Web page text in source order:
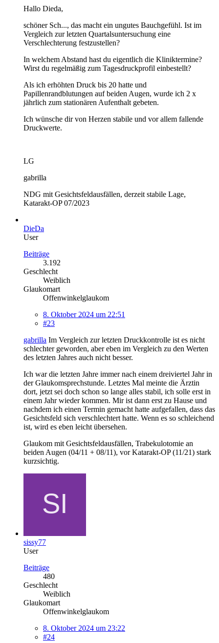
Hallo Dieda,
schöner Sch..., das macht ein ungutes Bauchgefühl. Ist im
Vergleich zur letzten Quartalsuntersuchung eine
Verschlechterung festzustellen?
In welchem Abstand hast du eigentlich die Kliniktermine?
Wirst du regelmäßig zum Tagesdruckprofil einbestellt?
Als ich erhöhten Druck bis 20 hatte und
Papillenrandblutungen auf beiden Augen, wurde ich 2 x
jährlich zum stationären Aufenthalt gebeten.
Ich wünsche dir von Herzen stabile und vor allem fallende
Druckwerte.
LG
gabrilla
NDG mit Gesichtsfeldausfällen, derzeit stabile Lage,
Katarakt-OP 07/2023
DieDa
User
Beiträge
3.192
Geschlecht
Weiblich
Glaukomart
Offenwinkelglaukom
8. Oktober 2024 um 22:51
#23
gabrilla Im Vergleich zur letzten Druckkontrolle ist es nicht
schlechter geworden, aber eben im Vergleich zu den Werten
des letzten Jahres auch nicht besser.
Ich war die letzten Jahre immer nach einem dreiviertel Jahr in
der Glaukomsprechstunde. Letztes Mal meinte die Ärztin
dort, jetzt sei doch schon so lange alles stabil, ich solle erst in
einem Jahr wieder kommen. Mir ist dann erst zu Hause und
nachdem ich einen Termin gemacht hatte aufgefallen, dass das
Gesichtsfeld sich verschlechtert hatte. Wenn es so schleichend
ist, wird es eben leicht übersehen.
Glaukom mit Gesichtsfeldausfällen, Trabekulotomie an
beiden Augen (04/11 + 08/11), vor Katarakt-OP (11/21) stark
kurzsichtig.
sissy77
User
Beiträge
480
Geschlecht
Weiblich
Glaukomart
Offenwinkelglaukom
8. Oktober 2024 um 23:22
#24